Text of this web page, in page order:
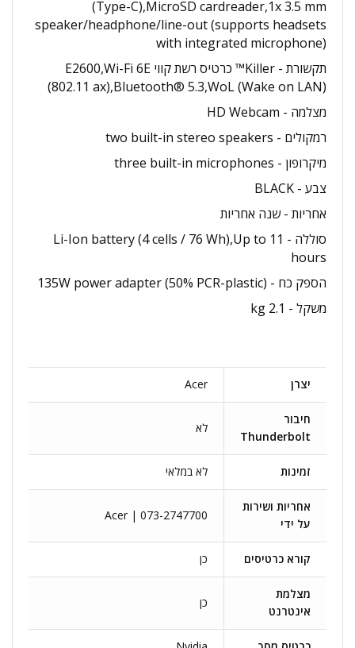
(Type-C),MicroSD cardreader,1x 3.5 mm
speaker/headphone/line-out (supports headsets
with integrated microphone)
תקשורת - Killer™ כרטיס רשת קווי E2600,Wi-Fi 6E
(802.11 ax),Bluetooth® 5.3,WoL (Wake on LAN)
מצלמה - HD Webcam
רמקולים - two built-in stereo speakers
מיקרופון - three built-in microphones
צבע - BLACK
אחריות - שנה אחריות
סוללה - Li-Ion battery (4 cells / 76 Wh),Up to 11
hours
הספק כח - 135W power adapter (50% PCR-plastic)
משקל - 2.1 kg
יצרן Acer
חיבור
Thunderbolt
לא
זמינות לא במלאי
אחריות ושירות
על ידי
Acer | 073-2747700
קורא כרטיסים כן
מצלמת
אינטרנט
כן